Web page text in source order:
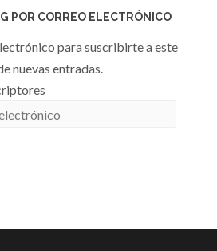
POR CORREO ELECTRÓNICO
para suscribirte a este
nuevas entradas.